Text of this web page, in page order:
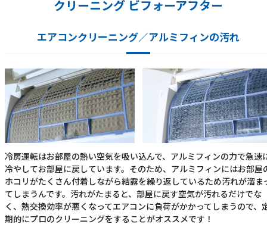
クリーニング ビフォーアフター
エアコンクリーニング／アルミフィンの汚れ
冷房運転はお部屋の熱い空気を吸い込んで、アルミフィンの力で急速
冷やしてお部屋に戻しています。そのため、アルミフィンにはお部屋
ホコリがたくさん付着しながら結露を繰り返しているため汚れが溜ま
てしまうんです。汚れがたまると、部屋に戻す空気が汚れるだけでな
く、熱交換効率が悪くなってエアコンに負荷がかかってしまうので、
期的にプロのクリーニングをすることがオススメです！